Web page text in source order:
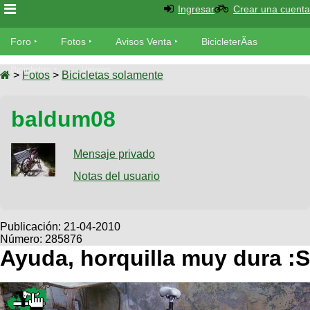
Foro
Foro
MecÃ¡nica
Fotos
SUBÃ
Galeria
Bicicletas
Viajes
Descenso
Dirt
Avisos
Ventas
SUBÃ
Buscar
Ultimos
Fotos
BicicleterÃ­
Bicicletas
Tandem
Videos
Cicloturismo
Ingresar Crear una cuenta
Foro Fotos Avisos Venta BicicleterÃ­as
Bicicletas Videos
> Fotos > Bicicletas solamente
baldum08
Mensaje privado
Notas del usuario
Publicación: 21-04-2010
Número: 285876
Ayuda, horquilla muy dura :S